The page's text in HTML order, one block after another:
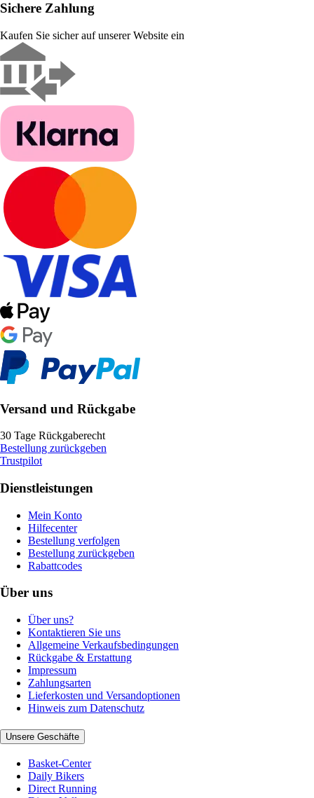
Sichere Zahlung
Kaufen Sie sicher auf unserer Website ein
Versand und Rückgabe
30 Tage Rückgaberecht
Bestellung zurückgeben
Trustpilot
Dienstleistungen
Mein Konto
Hilfecenter
Bestellung verfolgen
Bestellung zurückgeben
Rabattcodes
Über uns
Über uns?
Kontaktieren Sie uns
Allgemeine Verkaufsbedingungen
Rückgabe & Erstattung
Impressum
Zahlungsarten
Lieferkosten und Versandoptionen
Hinweis zum Datenschutz
Unsere Geschäfte
Basket-Center
Daily Bikers
Direct Running